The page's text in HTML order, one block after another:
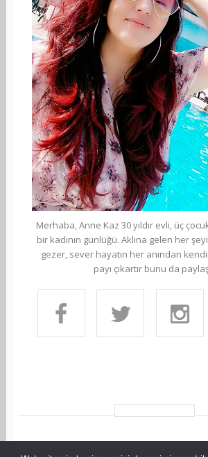
Merhaba, Anne Kaz 30 yıldır evli, üç
bir kadının günlüğü. Aklına gelen her
gezer, sever hayatın her anından
payı çıkartır bunu da